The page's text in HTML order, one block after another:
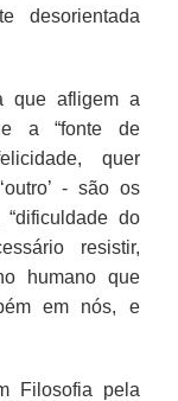
desorientada
que afligem a
a “fonte de
quer
- são os
do
resistir,
humano que
em nós, e
Filosofia pela